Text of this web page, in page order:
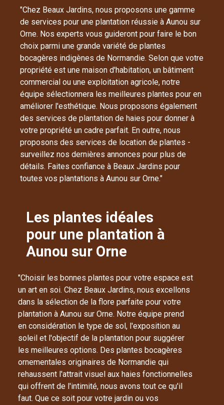
"Chez Beaux Jardins, nous proposons une gamme
de services pour une plantation réussie à Aunou sur
Orne. Nos experts vous guideront pour faire le bon
choix parmi une grande variété de plantes
bocagères indigènes de Normandie. Selon que votre
propriété est une maison d'habitation, un bâtiment
commercial ou une exploitation agricole, notre
équipe sélectionnera les meilleures plantes pour en
améliorer l'esthétique. Nous proposons également
des services de plantation de haies pour donner à
votre propriété un cadre parfait. En outre, nous
proposons des services de location de plantes -
surveillez nos dernières annonces pour plus de
détails. Faites confiance à Beaux Jardins pour
toutes vos plantations à Aunou sur Orne."
Les plantes idéales
pour une plantation à
Aunou sur Orne
"Choisir les bonnes plantes pour votre espace est
un art en soi. Chez Beaux Jardins, nous excellons
dans la sélection de la flore parfaite pour votre
plantation à Aunou sur Orne. Notre équipe prend
en considération le type de sol, l'exposition au
soleil et l'objectif de la plantation pour suggérer
les meilleures options. Des plantes bocagères
ornementales originaires de Normandie qui
rehaussent l'attrait visuel aux haies fonctionnelles
qui offrent de l'intimité, nous avons tout ce qu'il
faut. Que ce soit pour votre jardin ou vos